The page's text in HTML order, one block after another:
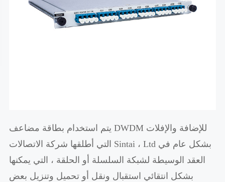
يتم استخدام بطاقة مضاعف DWDM للإضافة والإفلات
التي أطلقها شركة الاتصالات Sintai ، Ltd بشكل عام في
العقد الوسيطة لشبكة السلسلة أو الحلقة ، التي يمكنها
بشكل انتقائي استقبال ونقل أو تحميل وتنزيل بعض